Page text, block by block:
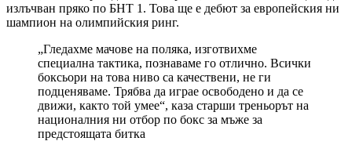
излъчван пряко по БНТ 1. Това ще е дебют за европейския ни
шампион на олимпийския ринг.
„Гледахме мачове на поляка, изготвихме
специална тактика, познаваме го отлично. Всички
боксьори на това ниво са качествени, не ги
подценяваме. Трябва да играе освободено и да се
движи, както той умее“, каза старши треньорът на
националния ни отбор по бокс за мъже за
предстоящата битка